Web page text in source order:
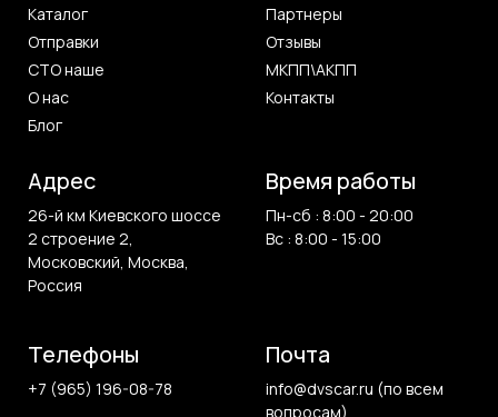
Каталог
Партнеры
Отправки
Отзывы
СТО наше
МКПП\АКПП
О нас
Контакты
Блог
Адрес
26-й км Киевского шоссе
2 строение 2,
Московский, Москва,
Россия
Время работы
Пн-сб : 8:00 - 20:00
Вс : 8:00 - 15:00
Телефоны
+7 (965) 196-08-78
Почта
info@dvscar.ru (по всем
вопросам)